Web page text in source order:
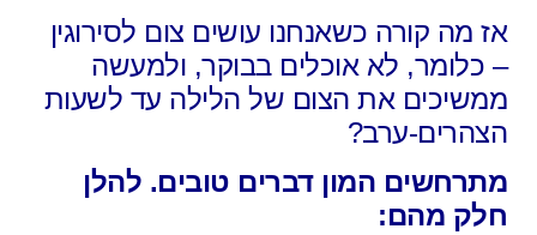
אז מה קורה כשאנחנו עושים צום לסירוגין
– כלומר, לא אוכלים בבוקר, ולמעשה
ממשיכים את הצום של הלילה עד לשעות
הצהרים-ערב?
מתרחשים המון דברים טובים. להלן
חלק מהם: